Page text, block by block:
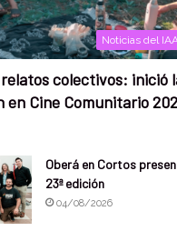
Noticias del
colectivos: inició
en Cine Comunitario
Oberá en Cortos
23ª edición
04/08/2026